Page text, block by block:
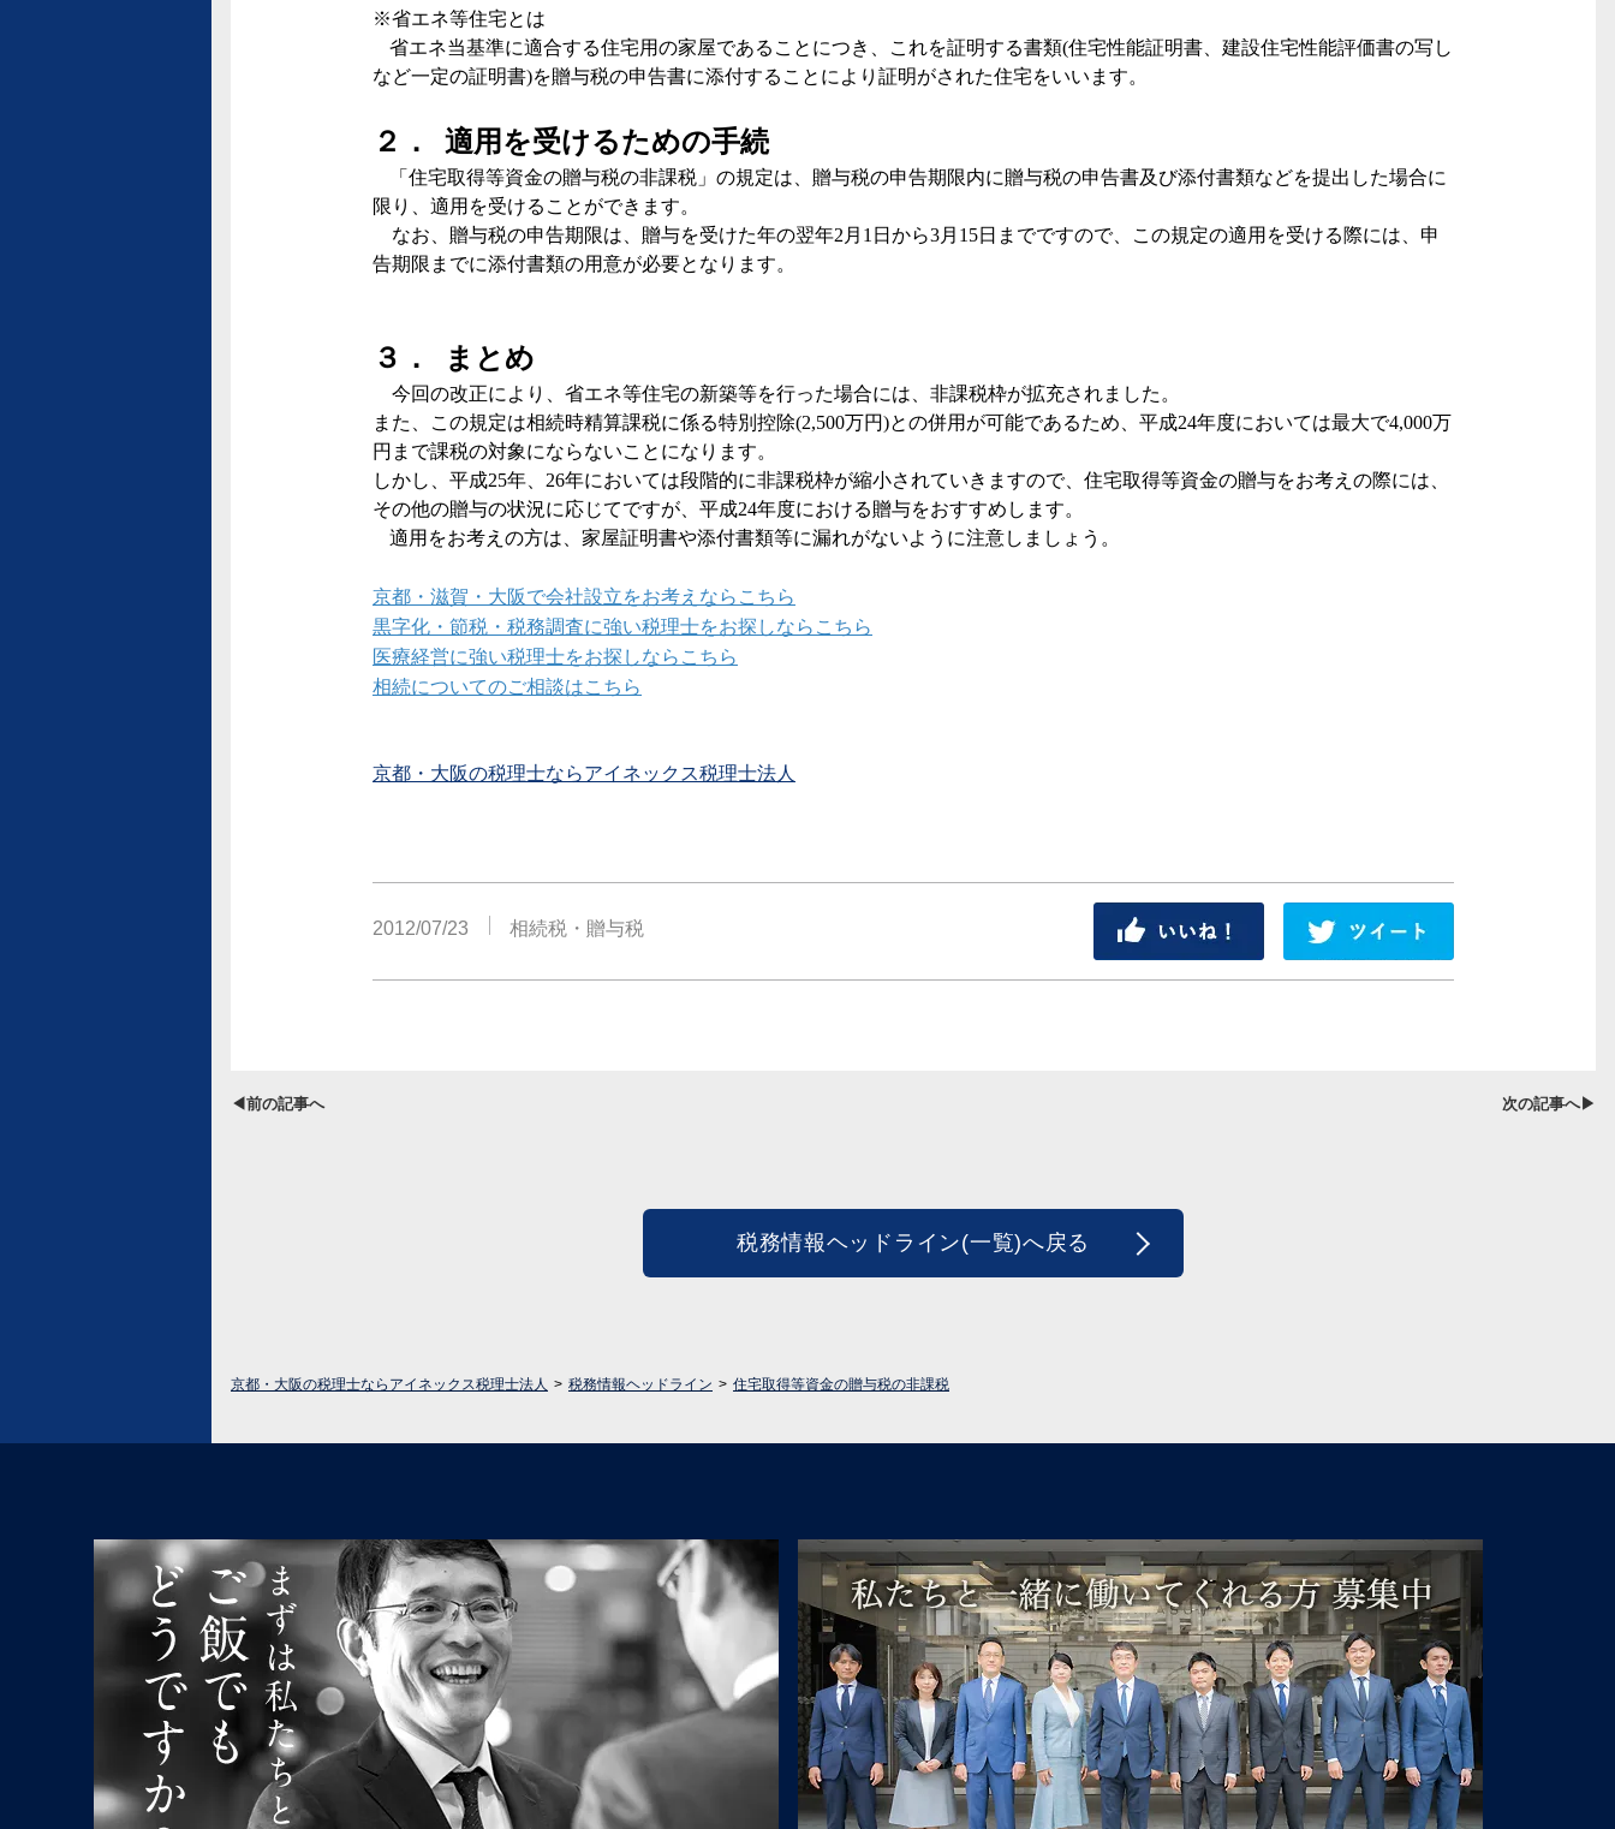
※省エネ等住宅とは
省エネ当基準に適合する住宅用の家屋であることにつき、これを証明する書類(住宅性能証明書、建設住宅性能評価書の写し
など一定の証明書)を贈与税の申告書に添付することにより証明がされた住宅をいいます。
２． 適用を受けるための手続
「住宅取得等資金の贈与税の非課税」の規定は、贈与税の申告期限内に贈与税の申告書及び添付書類などを提出した場合に
限り、適用を受けることができます。
なお、贈与税の申告期限は、贈与を受けた年の翌年2 月 1 日から3月 15日までですので、この規定の適用を受ける際には、申
告期限までに添付書類の用意が必要となります。
３． まとめ
今回の改正により、省エネ等住宅の新築等を行った場合には、非課税枠が拡充されました。
また、この規定は相続時精算課税に係る特別控除(2,500万円)との併用が可能であるため、平成24年度においては最大で4,000万
円まで課税の対象にならないことになります。
しかし、平成25年、 26年においては段階的に非課税枠が縮小されていきますので、住宅取得等資金の贈与をお考えの際には、
その他の贈与の状況に応じてですが、平成24年度における贈与をおすすめします。
適用をお考えの方は、家屋証明書や添付書類等に漏れがないように注意しましょう。
京都・滋賀・大阪で会社設立をお考えならこちら
黒字化・節税・税務調査に強い税理士をお探しならこちら
医療経営に強い税理士をお探しならこちら
相続についてのご相談はこちら
京都・大阪の税理士ならアイネックス税理士法人
2012/07/23 相続税・贈与税
◀前の記事へ 次の記事へ▶
税務情報ヘッドライン(一覧)へ戻る
京都・大阪の税理士ならアイネックス税理士法人 税務情報ヘッドライン 住宅取得等資金の贈与税の非課税